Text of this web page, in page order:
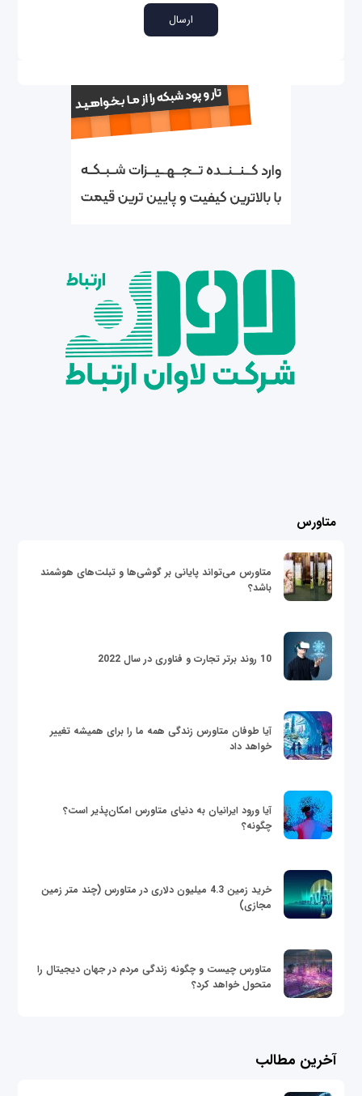
متاورس
متاورس می‌تواند پایانی بر گوشی‌ها و تبلت‌های هوشمند
باشد؟
10 روند برتر تجارت و فناوری در سال 2022
آیا طوفان متاورس زندگی همه ما را برای همیشه تغییر
خواهد داد
آیا ورود ایرانیان به دنیای متاورس امکان‌پذیر است؟
چگونه؟
خرید زمین 4.3 میلیون دلاری در متاورس (چند متر زمین
مجازی)
متاورس چیست و چگونه زندگی مردم در جهان دیجیتال را
متحول خواهد کرد؟
آخرین مطالب